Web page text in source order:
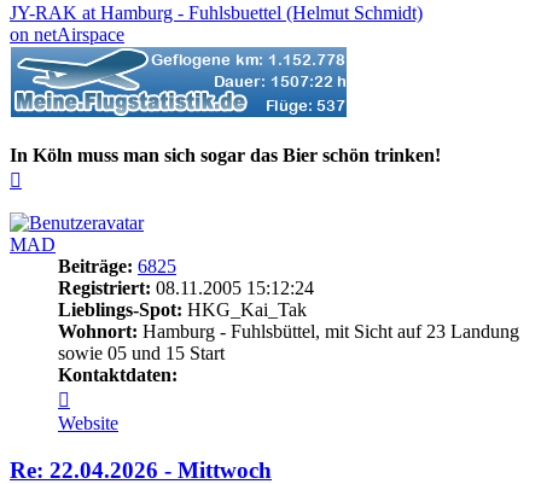
JY-RAK at Hamburg - Fuhlsbuettel (Helmut Schmidt)
on netAirspace
In Köln muss man sich sogar das Bier schön trinken!
MAD
Beiträge: 6825
Registriert: 08.11.2005 15:12:24
Lieblings-Spot: HKG_Kai_Tak
Wohnort: Hamburg - Fuhlsbüttel, mit Sicht auf 23 Landung
sowie 05 und 15 Start
Kontaktdaten:
von
MAD
Website
Re: 22.04.2026 - Mittwoch